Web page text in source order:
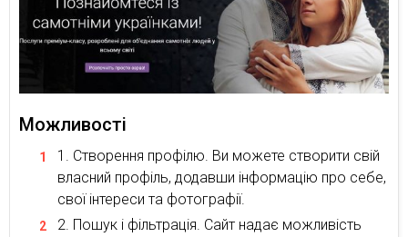
Можливості
Створення профілю. Ви можете створити свій
власний профіль, додавши інформацію про себе,
свої інтереси та фотографії.
Пошук і фільтрація. Сайт надає можливість